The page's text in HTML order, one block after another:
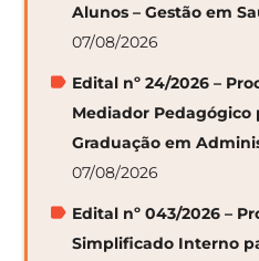
Alunos – Gestão em
07/08/2026
Edital nº 24/2026 –
Mediador Pedagógico
Graduação em
07/08/2026
Edital nº 043/2026 –
Simplificado Interno